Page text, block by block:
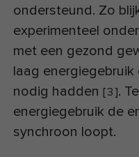
ondersteund. Zo
experimenteel
met een gezond
laag
nodig hadden [3].
energiegebruik de
synchroon loopt.